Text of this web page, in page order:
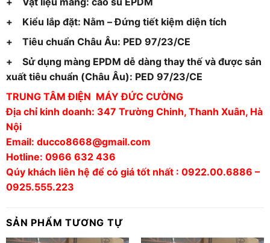
+ Kiểu lắp đặt: Nằm – Đứng tiết kiệm diện tích
+ Tiêu chuẩn Châu Âu: PED 97/23/CE
+ Sử dụng màng EPDM dễ dàng thay thế và được sản
xuất tiêu chuẩn (Châu Âu): PED 97/23/CE
TRUNG TÂM ĐIỆN MÁY ĐỨC CƯỜNG
Địa chỉ kinh doanh: 347 Trường Chinh, Thanh Xuân, Hà
Nội
Email: ducco8668@gmail.com
Hotline: 0966 632 436
Qúy khách liên hệ để có giá tốt nhất : 0922.00.6886 –
0925.555.223
SẢN PHẨM TƯƠNG TỰ